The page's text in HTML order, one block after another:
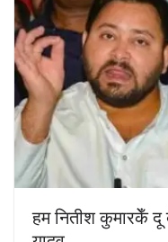
हम नितीश कुमारकेँ दू